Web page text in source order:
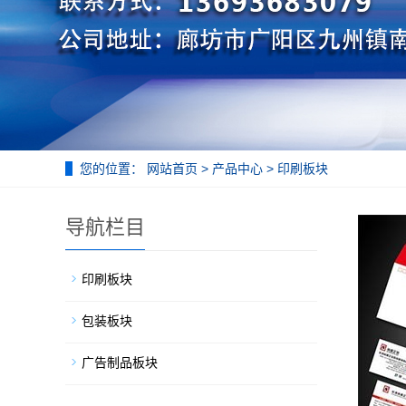
您的位置： 网站首页 > 产品中心 > 印刷板块
导航栏目
印刷板块
包装板块
广告制品板块